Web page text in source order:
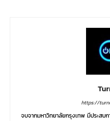
https://
จบจากมหาวิทยาลัยกรุงเทพ มีประสบ